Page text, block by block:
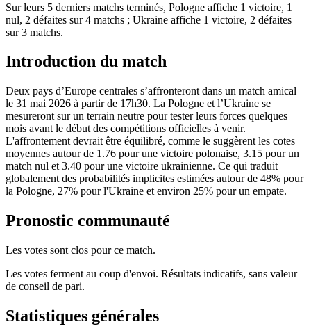
Sur leurs 5 derniers matchs terminés, Pologne affiche 1 victoire, 1
nul, 2 défaites sur 4 matchs ; Ukraine affiche 1 victoire, 2 défaites
sur 3 matchs.
Introduction du match
Deux pays d’Europe centrales s’affronteront dans un match amical
le 31 mai 2026 à partir de 17h30. La Pologne et l’Ukraine se
mesureront sur un terrain neutre pour tester leurs forces quelques
mois avant le début des compétitions officielles à venir.
L'affrontement devrait être équilibré, comme le suggèrent les cotes
moyennes autour de 1.76 pour une victoire polonaise, 3.15 pour un
match nul et 3.40 pour une victoire ukrainienne. Ce qui traduit
globalement des probabilités implicites estimées autour de 48% pour
la Pologne, 27% pour l'Ukraine et environ 25% pour un empate.
Pronostic communauté
Les votes sont clos pour ce match.
Les votes ferment au coup d'envoi. Résultats indicatifs, sans valeur
de conseil de pari.
Statistiques générales